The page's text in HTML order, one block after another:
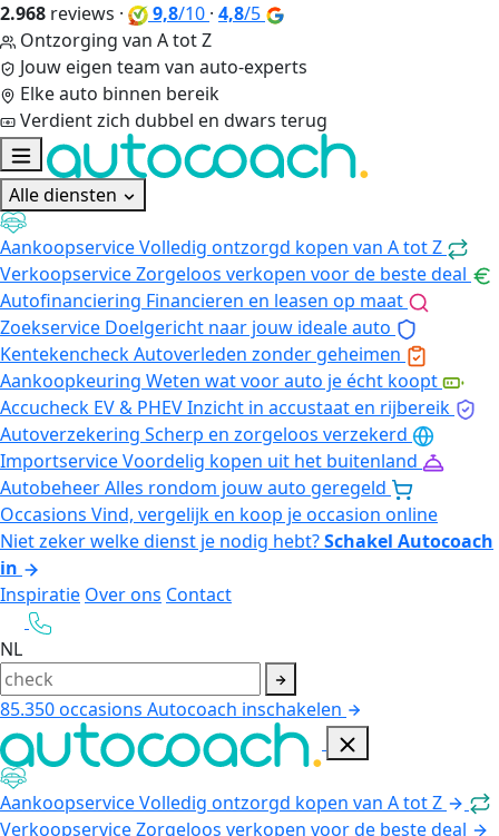
2.968 reviews · 9,8/10 · 4,8/5
Ontzorging van A tot Z
Jouw eigen team van auto-experts
Elke auto binnen bereik
Verdient zich dubbel en dwars terug
Alle diensten
AankoopserviceVolledig ontzorgd kopen van A tot Z
VerkoopserviceZorgeloos verkopen voor de beste deal
Autofinanciering Financieren en leasen op maat
Zoekservice Doelgericht naar jouw ideale auto
KentekencheckAutoverleden zonder geheimen
Aankoopkeuring Weten wat voor auto je écht koopt
Accucheck EV & PHEVInzicht in accustaat en rijbereik
Autoverzekering Scherp en zorgeloos verzekerd
ImportserviceVoordelig kopen uit het buitenland
AutobeheerAlles rondom jouw auto geregeld
Occasions Vind, vergelijk en koop je occasion online
Niet zeker welke dienst je nodig hebt?Schakel Autocoach
in
Inspiratie Over ons Contact
NL
85.350occasions Autocoach inschakelen
AankoopserviceVolledig ontzorgd kopen van A tot Z
VerkoopserviceZorgeloos verkopen voor de beste deal